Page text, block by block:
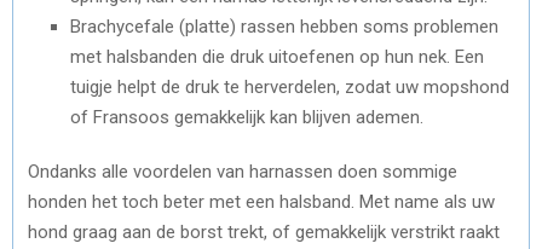
Brachycefale (platte) rassen hebben soms problemen
met halsbanden die druk uitoefenen op hun nek. Een
tuigje helpt de druk te herverdelen, zodat uw mopshond
of Fransoos gemakkelijk kan blijven ademen.
Ondanks alle voordelen van harnassen doen sommige
honden het toch beter met een halsband. Met name als uw
hond graag aan de borst trekt, of gemakkelijk verstrikt raakt